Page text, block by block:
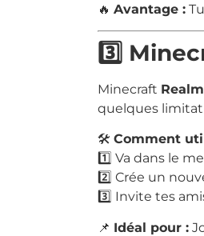
🔥 Avantage :
3️⃣
Minecraft
quelques
🛠️ Comment
1️⃣ Va dans le
2️⃣ Crée un
3️⃣ Invite tes
📌 Idéal pour :